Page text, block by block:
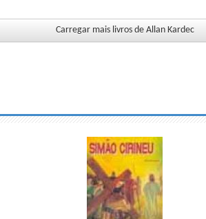
Carregar mais livros de Allan Kardec